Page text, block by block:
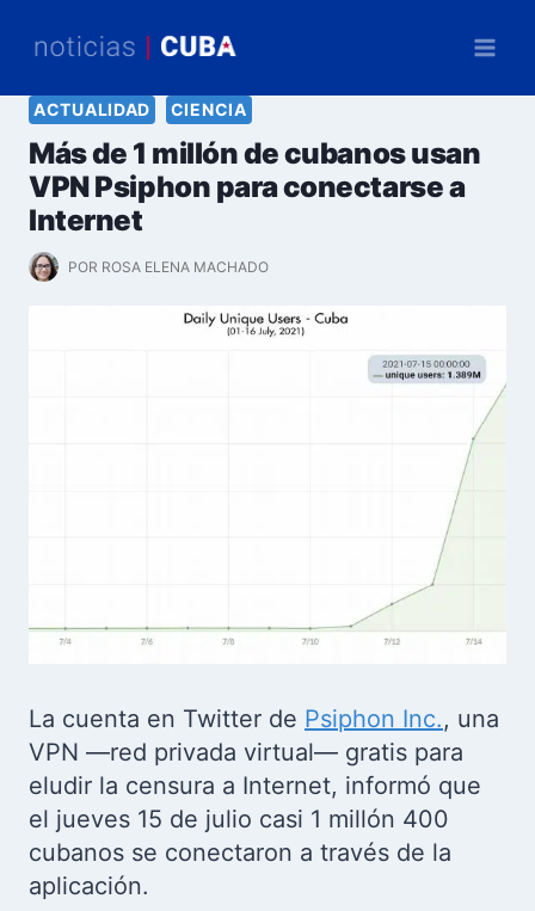
ACTUALIDAD CIENCIA
Más de 1 millón de cubanos usan
VPN Psiphon para conectarse a
Internet
POR ROSA ELENA MACHADO
La cuenta en Twitter de Psiphon Inc., una
VPN —red privada virtual— gratis para
eludir la censura a Internet, informó que
el jueves 15 de julio casi 1 millón 400
cubanos se conectaron a través de la
aplicación.